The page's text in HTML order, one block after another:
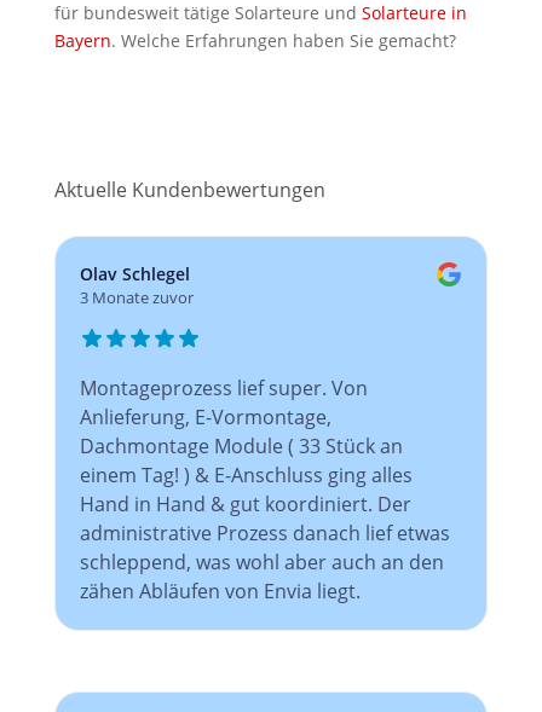
für bundesweit tätige Solarteure und Solarteure in
Bayern. Welche Erfahrungen haben Sie gemacht?
Aktuelle Kundenbewertungen
Olav Schlegel
3 Monate zuvor
Montageprozess lief super. Von
Anlieferung, E-Vormontage,
Dachmontage Module ( 33 Stück an
einem Tag! ) & E-Anschluss ging alles
Hand in Hand & gut koordiniert. Der
administrative Prozess danach lief etwas
schleppend, was wohl aber auch an den
zähen Abläufen von Envia liegt.